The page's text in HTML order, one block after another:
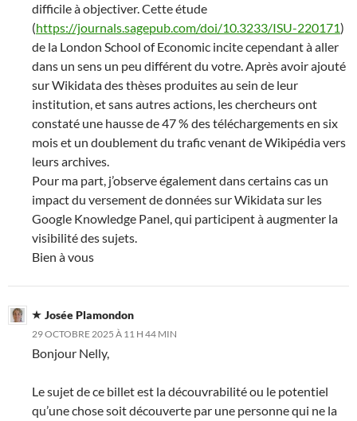
difficile à objectiver. Cette étude
(https://journals.sagepub.com/doi/10.3233/ISU-220171)
de la London School of Economic incite cependant à aller
dans un sens un peu différent du votre. Après avoir ajouté
sur Wikidata des thèses produites au sein de leur
institution, et sans autres actions, les chercheurs ont
constaté une hausse de 47 % des téléchargements en six
mois et un doublement du trafic venant de Wikipédia vers
leurs archives.
Pour ma part, j’observe également dans certains cas un
impact du versement de données sur Wikidata sur les
Google Knowledge Panel, qui participent à augmenter la
visibilité des sujets.
Bien à vous
Josée Plamondon
29 OCTOBRE 2025 À 11 H 44 MIN
Bonjour Nelly,
Le sujet de ce billet est la découvrabilité ou le potentiel
qu’une chose soit découverte par une personne qui ne la